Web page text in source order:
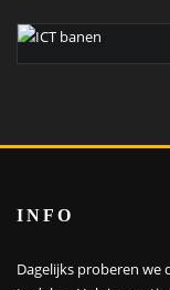
INFO
Dagelijks proberen